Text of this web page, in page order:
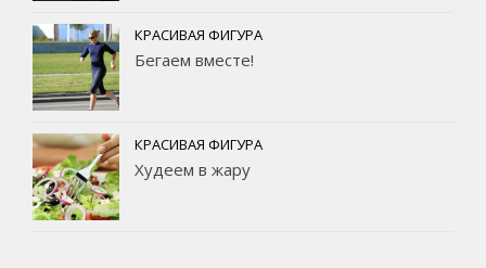
КРАСИВАЯ ФИГУРА
Бегаем вместе!
КРАСИВАЯ ФИГУРА
Худеем в жару